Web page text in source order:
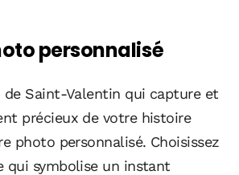
personnalisé
de Saint-Valentin qui capture et
précieux de votre histoire
photo personnalisé. Choisissez
qui symbolise un instant